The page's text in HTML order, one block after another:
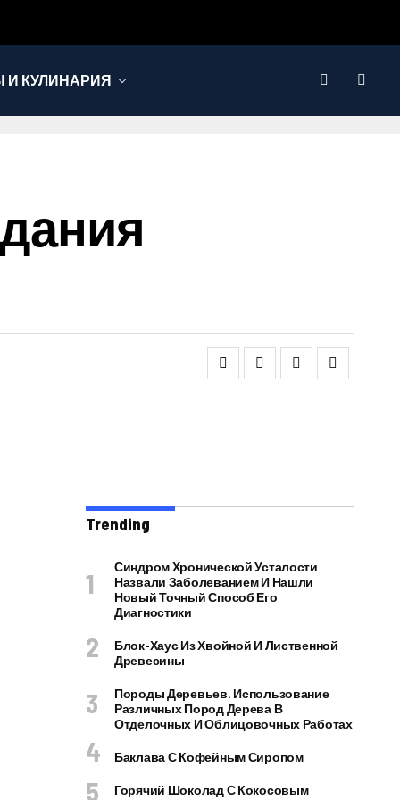
И КУЛИНАРИЯ
Trending
Синдром Хронической Усталости
Назвали Заболеванием И Нашли
Новый Точный Способ Его
Диагностики
Блок-Хаус Из Хвойной И Лиственной
Древесины
Породы Деревьев. Использование
Различных Пород Дерева В
Отделочных И Облицовочных Работах
Баклава С Кофейным Сиропом
Горячий Шоколад С Кокосовым